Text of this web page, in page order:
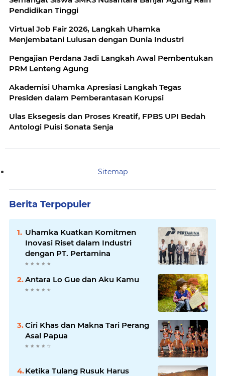
Pendidikan Tinggi
Virtual Job Fair 2026, Langkah Uhamka
Menjembatani Lulusan dengan Dunia Industri
Pengajian Perdana Jadi Langkah Awal Pembentukan
PRM Lenteng Agung
Akademisi Uhamka Apresiasi Langkah Tegas
Presiden dalam Pemberantasan Korupsi
Ulas Eksegesis dan Proses Kreatif, FPBS UPI Bedah
Antologi Puisi Sonata Senja
Sitemap
Berita Terpopuler
Uhamka Kuatkan Komitmen
Inovasi Riset dalam Industri
dengan PT. Pertamina
Antara Lo Gue dan Aku Kamu
Ciri Khas dan Makna Tari Perang
Asal Papua
Ketika Tulang Rusuk Harus